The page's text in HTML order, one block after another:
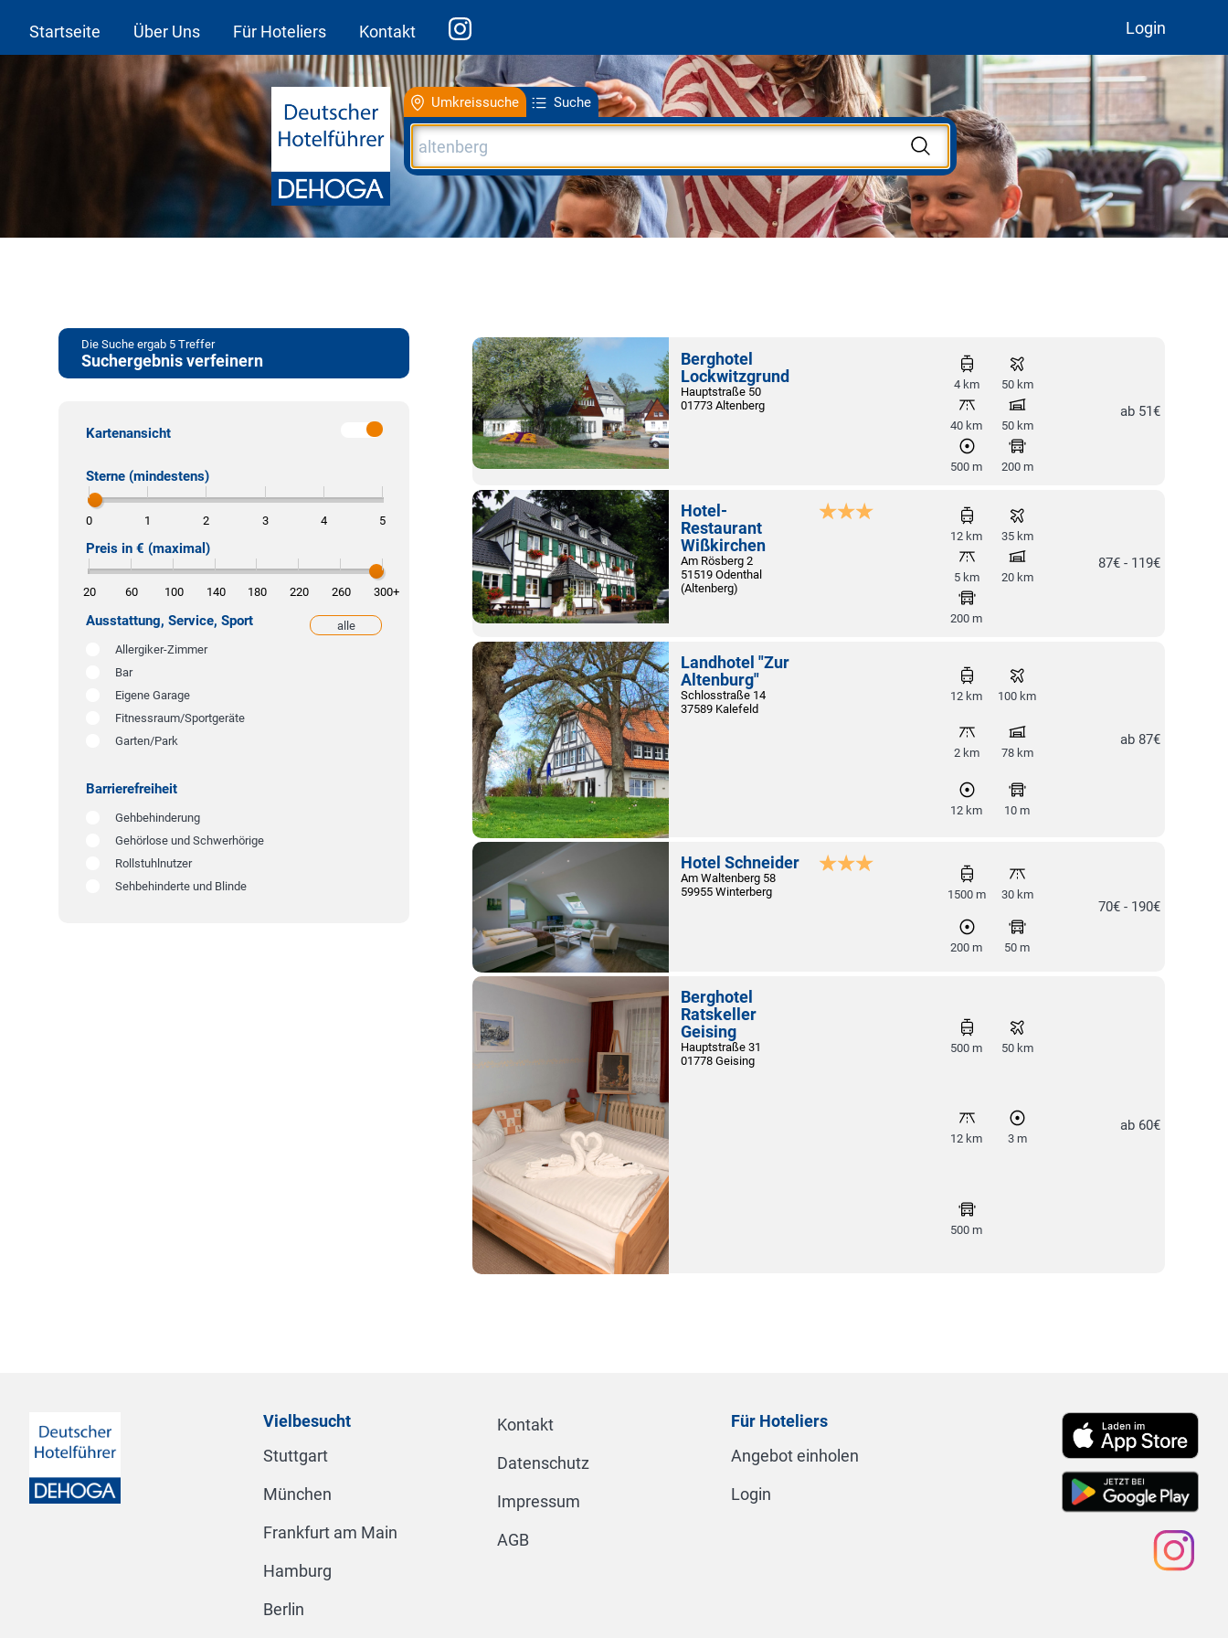
Startseite Über Uns Für Hoteliers Kontakt Login
Umkreissuche Suche
Berghotel
Lockwitzgrund
Hauptstraße 50
01773 Altenberg
4 km 50 km
40 km 50 km
500 m 200 m
ab 51€
Hotel-
Restaurant
Wißkirchen
Am Rösberg 2
51519 Odenthal
(Altenberg)
12 km 35 km
5 km 20 km
200 m
87€ - 119€
Landhotel "Zur
Altenburg"
Schlosstraße 14
37589 Kalefeld
12 km 100 km
2 km 78 km
12 km 10 m
ab 87€
Hotel Schneider
Am Waltenberg 58
59955 Winterberg
1500 m 30 km
200 m 50 m
70€ - 190€
Berghotel
Ratskeller
Geising
Hauptstraße 31
01778 Geising
500 m 50 km
12 km 3 m
500 m
ab 60€
Die Suche ergab 5 Treffer
Suchergebnis verfeinern
Kartenansicht
Sterne (mindestens)
0 1 2 3 4 5
Preis in € (maximal)
20 60 100 140 180 220 260 300+
alle
Ausstattung, Service, Sport
Allergiker-Zimmer
Bar
Eigene Garage
Fitnessraum/Sportgeräte
Garten/Park
Barrierefreiheit
Gehbehinderung
Gehörlose und Schwerhörige
Rollstuhlnutzer
Sehbehinderte und Blinde
Vielbesucht
Stuttgart
München
Frankfurt am Main
Hamburg
Berlin
Kontakt
Datenschutz
Impressum
AGB
Für Hoteliers
Angebot einholen
Login